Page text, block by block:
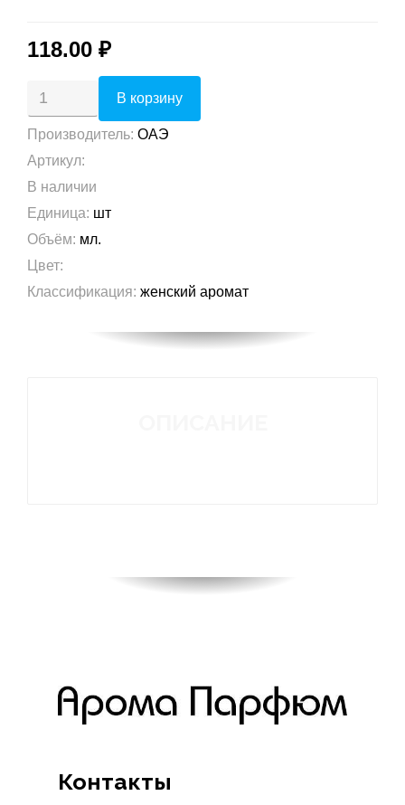
118.00 ₽
Производитель: ОАЭ
Артикул:
В наличии
Единица: шт
Объём: мл.
Цвет:
Классификация: женский аромат
Контакты